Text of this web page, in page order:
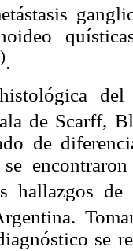
.
de Scarff,
de
hallazgos de
se